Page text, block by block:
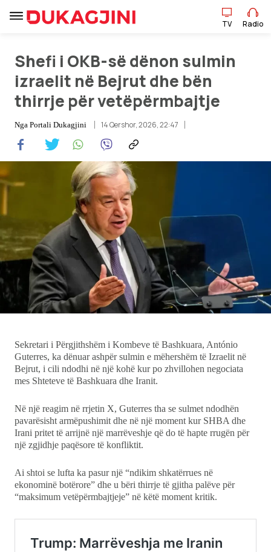
TV Radio
Lajme
Sport
Kulturë
Showbiz
Ekonomi
Udhëtime
DuVideo
TV Radio
Shefi i OKB-së dënon sulmin
izraelit në Bejrut dhe bën
thirrje për vetëpërmbajtje
Nga Portali Dukagjini 14 Qershor, 2026, 22:47
Sekretari i Përgjithshëm i Kombeve të Bashkuara, António
Guterres, ka dënuar ashpër sulmin e mëhershëm të Izraelit në
Bejrut, i cili ndodhi në një kohë kur po zhvillohen negociata
mes Shteteve të Bashkuara dhe Iranit.
Në një reagim në rrjetin X, Guterres tha se sulmet ndodhën
pavarësisht armëpushimit dhe në një moment kur SHBA dhe
Irani pritet të arrijnë një marrëveshje që do të hapte rrugën për
një zgjidhje paqësore të konfliktit.
Ai shtoi se lufta ka pasur një “ndikim shkatërrues në
ekonominë botërore” dhe u bëri thirrje të gjitha palëve për
“maksimum vetëpërmbajtjeje” në këtë moment kritik.